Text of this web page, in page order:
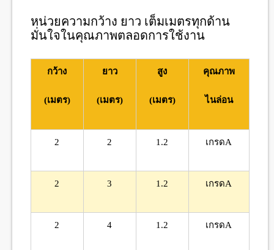
หน่วยความกว้าง ยาว เต็มเมตรทุกด้าน
มั่นใจในคุณภาพตลอดการใช้งาน
กว้าง
(เมตร)
ยาว
(เมตร)
สูง
(เมตร)
คุณภาพ
ไนล่อน
2 2 1.2 เกรดA
2 3 1.2 เกรดA
2 4 1.2 เกรดA